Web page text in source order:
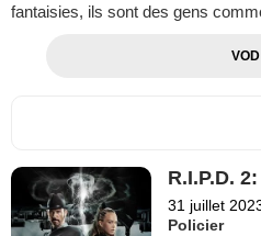
fantaisies, ils sont des gens
VOD
R.I.P.D.
31 juillet
Policier